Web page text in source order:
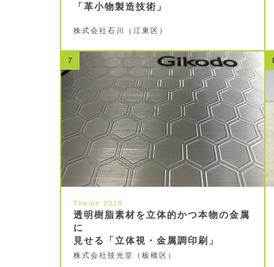
「革小物製造技術」
株式会社石川（江東区）
7
Theme 2018
透明樹脂素材を立体的かつ本物の金属
に
見せる「立体視・金属調印刷」
株式会社技光堂（板橋区）